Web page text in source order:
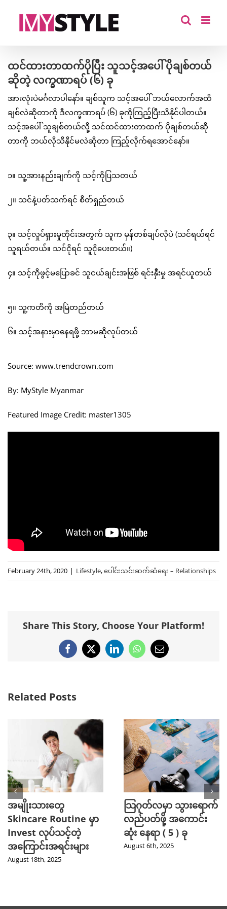
ထင်ထားတာထက်ပိုပြီး သူသင့်အပေါ် ပိုချစ်တယ်
ဆိုတဲ့ လက္ခဏာရပ် (၆) ခု
အားလုံးပဲမင်္ဂလာပါနော်။ ချစ်သူက သင့်အပေါ် ဘယ်လောက်အထိ
ချစ်လဲဆိုတာကို ဒီလက္ခဏာရပ် (၆) ခုကိုကြည့်ပြီးသိနိုင်ပါတယ်။
သင့်အပေါ် သူချစ်တယ်လို့ သင်ထင်ထားတာထက် ပိုချစ်တယ်ဆို
တာကို ဘယ်လိုသိနိုင်မလဲဆိုတာ ကြည့်လိုက်ရအောင်နော်။
၁။ သူ့အားနည်းချက်ကို သင့်ကိုပြသတယ်
၂။ သင်နဲ့ပတ်သက်ရင် စိတ်ရှည်တယ်
၃။ သင့်လှုပ်ရှားမှုတိုင်းအတွက် သူက မှန်တစ်ချပ်လိုပဲ (သင်ရယ်ရင်
သူရယ်တယ်။ သင်ငိုရင် သူငိုပေးတယ်။)
၄။ သင့်ကိုဖွင့်မပြောခင် သူငယ်ချင်းအဖြစ် ရင်းနှီးမှု အရင်ယူတယ်
၅။ သူ့ကတိကို အမြဲတည်တယ်
၆။ သင့်အနားမှာနေရဖို့ ဘာမဆိုလုပ်တယ်
Source: www.trendcrown.com
By: MyStyle Myanmar
Featured Image Credit: master1305
February 24th, 2020 | Lifestyle,ပေါင်းသင်းဆက်ဆံရေး – Relationships
Share This Story, Choose Your Platform!
Facebook
X LinkedInWhatsApp
Email
Related Posts
အမျိုးသားတွေ
Skincare Routine မှာ
Invest လုပ်သင့်တဲ့
အကြောင်းအရင်းများ
August 18th, 2025
သြဂုတ်လမှာ သွားရောက်
လည်ပတ်ဖို့ အကောင်း
ဆုံး နေရာ ( 5 ) ခု
August 6th, 2025